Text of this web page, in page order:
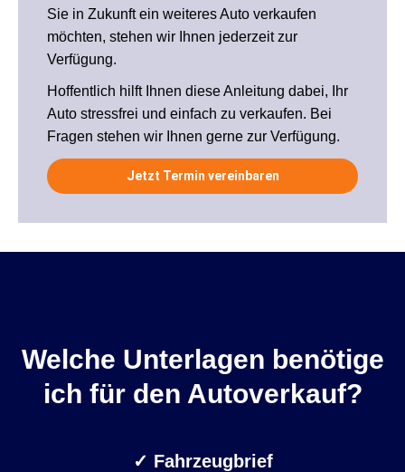
Sie in Zukunft ein weiteres Auto verkaufen
möchten, stehen wir Ihnen jederzeit zur
Verfügung.
Hoffentlich hilft Ihnen diese Anleitung dabei, Ihr
Auto stressfrei und einfach zu verkaufen. Bei
Fragen stehen wir Ihnen gerne zur Verfügung.
Jetzt Termin vereinbaren
Welche Unterlagen benötige
ich für den Autoverkauf?
✓ Fahrzeugbrief